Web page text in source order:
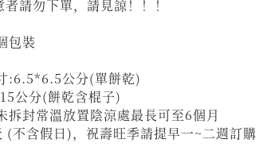
請勿下單，請見諒！！！
包裝
:6.5*6.5公分(單餅乾)
公分(餅乾含棍子)
拆封常溫放置陰涼處最長可至6個月
(不含假日)，祝壽旺季請提早一~二週訂購